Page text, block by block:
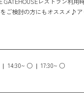
ご検討の方にもオススメ♪ア
14:30~ ○
17:30~ ○